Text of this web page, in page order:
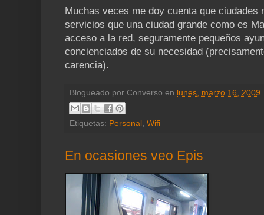
Muchas veces me doy cuenta que ciudades
servicios que una ciudad grande como es
acceso a la red, seguramente pequeños
concienciados de su necesidad
carencia).
Blogueado por Converso en lunes, marzo 16, 2009
Etiquetas: Personal Wifi
En ocasiones veo Epis